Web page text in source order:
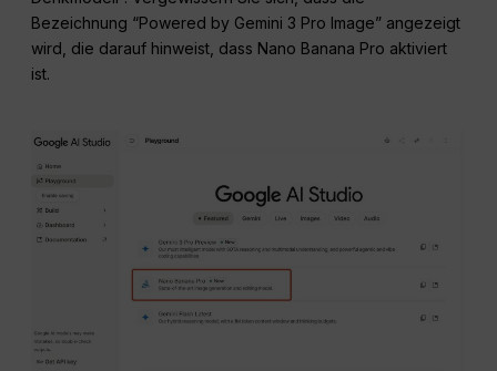
Bezeichnung “Powered by Gemini 3 Pro Image” angezeigt
wird, die darauf hinweist, dass Nano Banana Pro aktiviert
ist.